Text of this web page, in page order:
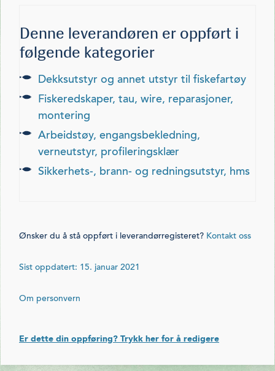
Denne leverandøren er oppført i
følgende kategorier
dekksutstyr og annet utstyr til fiskefartøy
fiskeredskaper, tau, wire, reparasjoner,
montering
arbeidstøy, engangsbekledning,
verneutstyr, profileringsklær
sikkerhets-, brann- og redningsutstyr, hms
Ønsker du å stå oppført i leverandørregisteret? Kontakt oss
Sist oppdatert: 15. januar 2021
Om personvern
Er dette din oppføring? Trykk her for å redigere